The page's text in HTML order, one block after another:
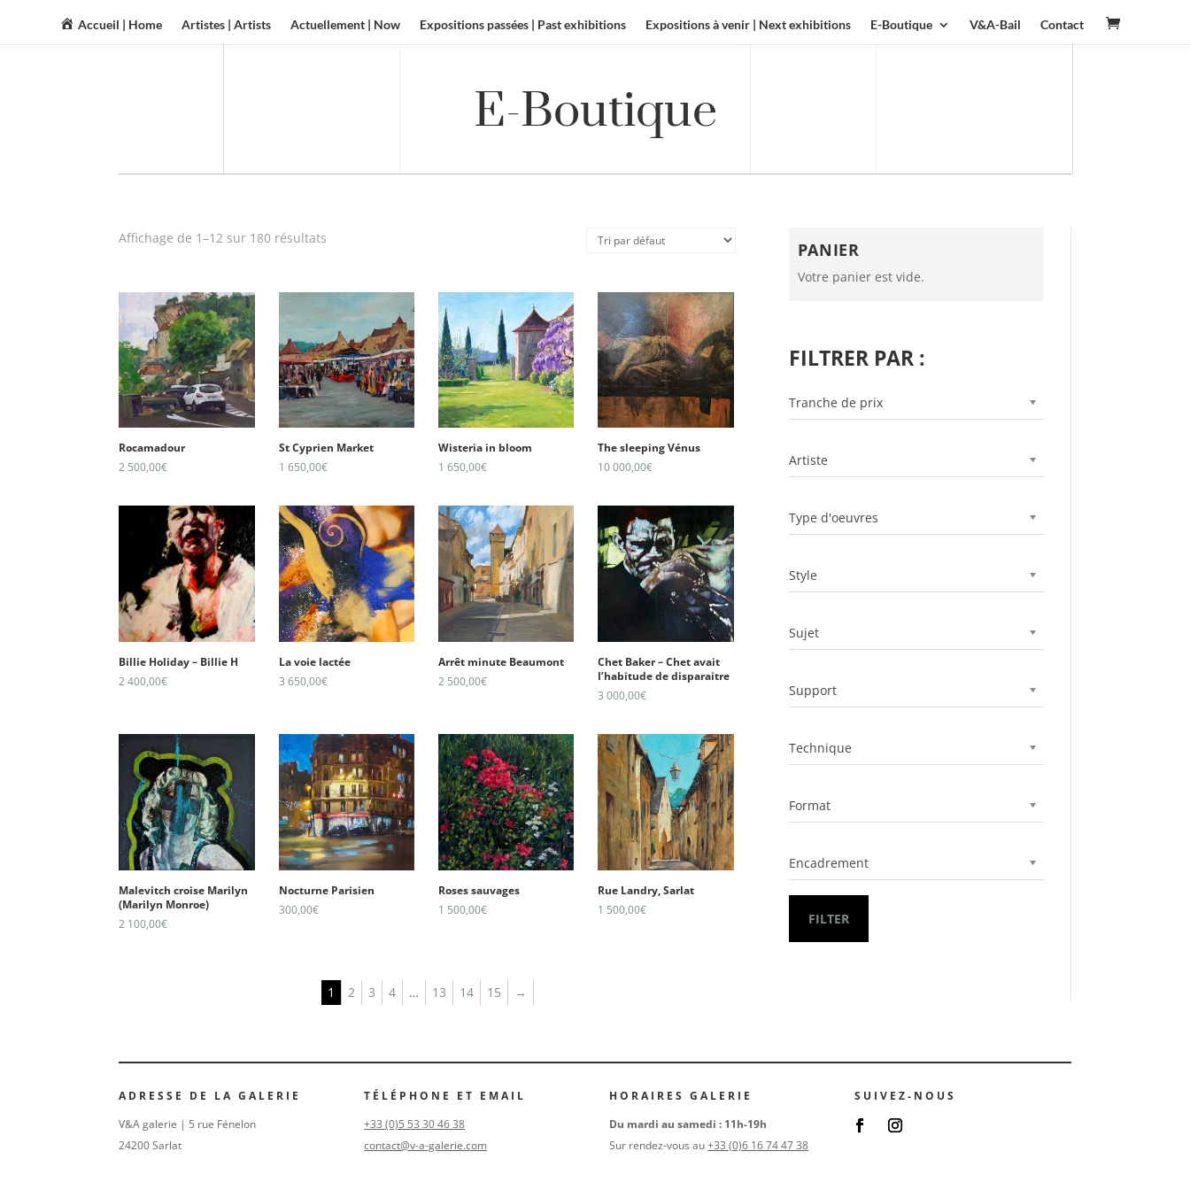
Accueil | Home Artistes | Artists Actuellement | Now Expositions passées | Past exhibitions Expositions à venir | Next exhibitions E-Boutique V&A-Bail Contact
E-Boutique
Affichage de 1–12 sur 180 résultats
Rocamadour
2 500,00€
St Cyprien Market
1 650,00€
Wisteria in bloom
1 650,00€
The sleeping Vénus
10 000,00€
Billie Holiday – Billie H
2 400,00€
La voie lactée
3 650,00€
Arrêt minute Beaumont
2 500,00€
Chet Baker – Chet avait
l’habitude de disparaitre
3 000,00€
Malevitch croise Marilyn
(Marilyn Monroe)
2 100,00€
Nocturne Parisien
300,00€
Roses sauvages
1 500,00€
Rue Landry, Sarlat
1 500,00€
1 2 3 4 … 13 14 15 →
PANIER
Votre panier est vide.
FILTRER PAR :
Tranche de prix
Artiste
Type d'oeuvres
Style
Sujet
Support
Technique
Format
Encadrement
FILTER
ADRESSE DE LA GALERIE
V&A galerie | 5 rue Fénelon
24200 Sarlat
TÉLÉPHONE ET EMAIL
+33 (0)5 53 30 46 38
contact@v-a-galerie.com
HORAIRES GALERIE
Du mardi au samedi : 11h-19h
Sur rendez-vous au+33 (0)6 16 74 47 38
SUIVEZ-NOUS